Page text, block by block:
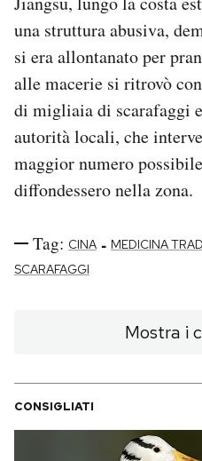
una struttura abusiva,
si era allontanato per
alle macerie si ritrovò
di migliaia di scarafaggi
autorità locali, che
maggior numero
diffondessero nella zona.
Tag: CINA - MEDICINA
SCARAFAGGI
Mostra i
CONSIGLIATI